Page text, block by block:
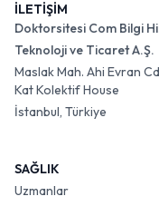
İLETİŞİM
Doktorsitesi Com Bilgi
Teknoloji ve Ticaret A.Ş.
Maslak Mah. Ahi Evran
Kat Kolektif House
İstanbul, Türkiye
SAĞLIK
Uzmanlar